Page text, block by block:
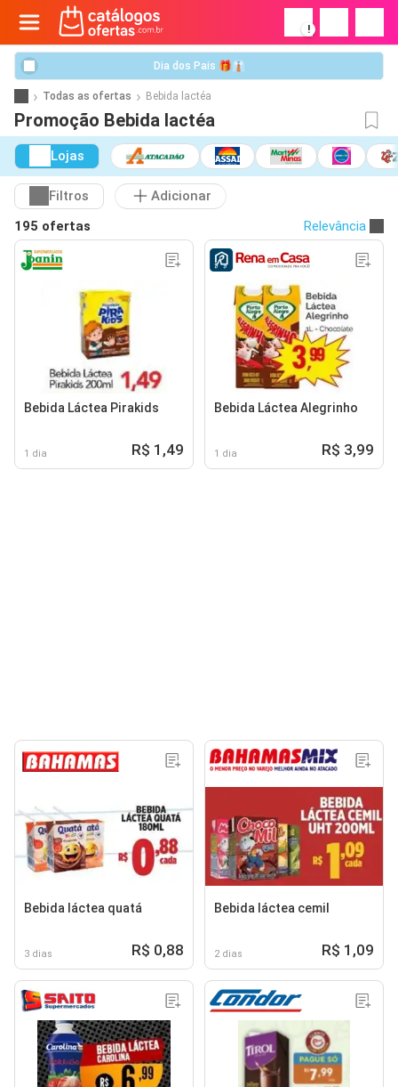
!
Dia dos Pais 🎁👔
Todas as ofertas Bebida lactéa
Promoção Bebida lactéa
Lojas
Filtros
Adicionar
195 ofertas
Relevância
Bebida Láctea Pirakids
1 dia R$ 1,49
Bebida Láctea Alegrinho
1 dia R$ 3,99
Bebida láctea quatá
3 dias R$ 0,88
Bebida láctea cemil
2 dias R$ 1,09